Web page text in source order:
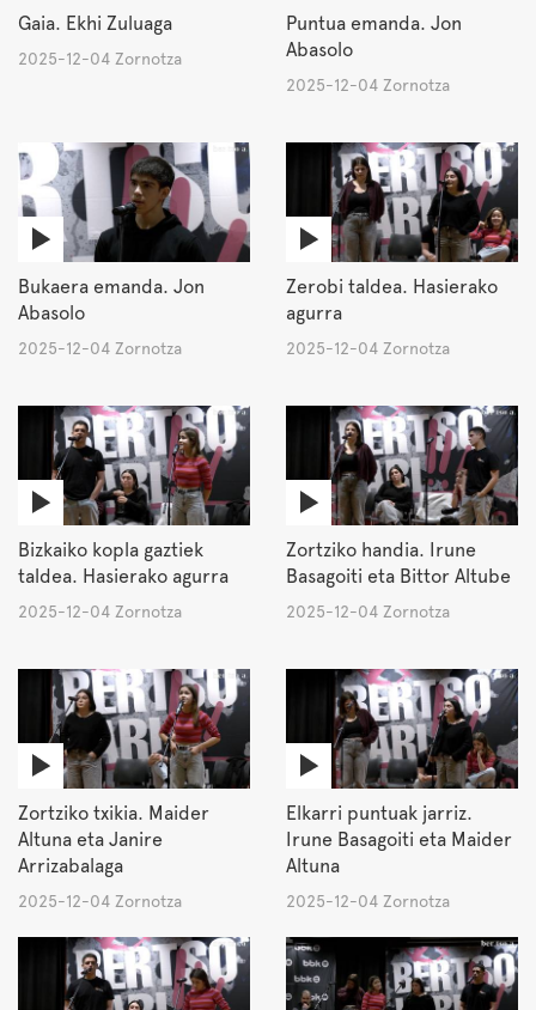
Gaia. Ekhi Zuluaga
2025-12-04 Zornotza
Puntua emanda. Jon
Abasolo
2025-12-04 Zornotza
Bukaera emanda. Jon
Abasolo
2025-12-04 Zornotza
Zerobi taldea. Hasierako
agurra
2025-12-04 Zornotza
Bizkaiko kopla gaztiek
taldea. Hasierako agurra
2025-12-04 Zornotza
Zortziko handia. Irune
Basagoiti eta Bittor Altube
2025-12-04 Zornotza
Zortziko txikia. Maider
Altuna eta Janire
Arrizabalaga
2025-12-04 Zornotza
Elkarri puntuak jarriz.
Irune Basagoiti eta Maider
Altuna
2025-12-04 Zornotza